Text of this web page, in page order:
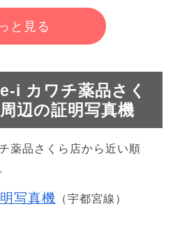
と見る
i カワチ薬品さく
辺の証明写真機
薬品さくら店から近い順
写真機
（宇都宮線）